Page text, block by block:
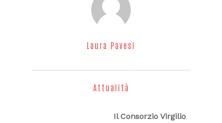
Laura Pavesi
Attualità
Il Consorzio Virgilio